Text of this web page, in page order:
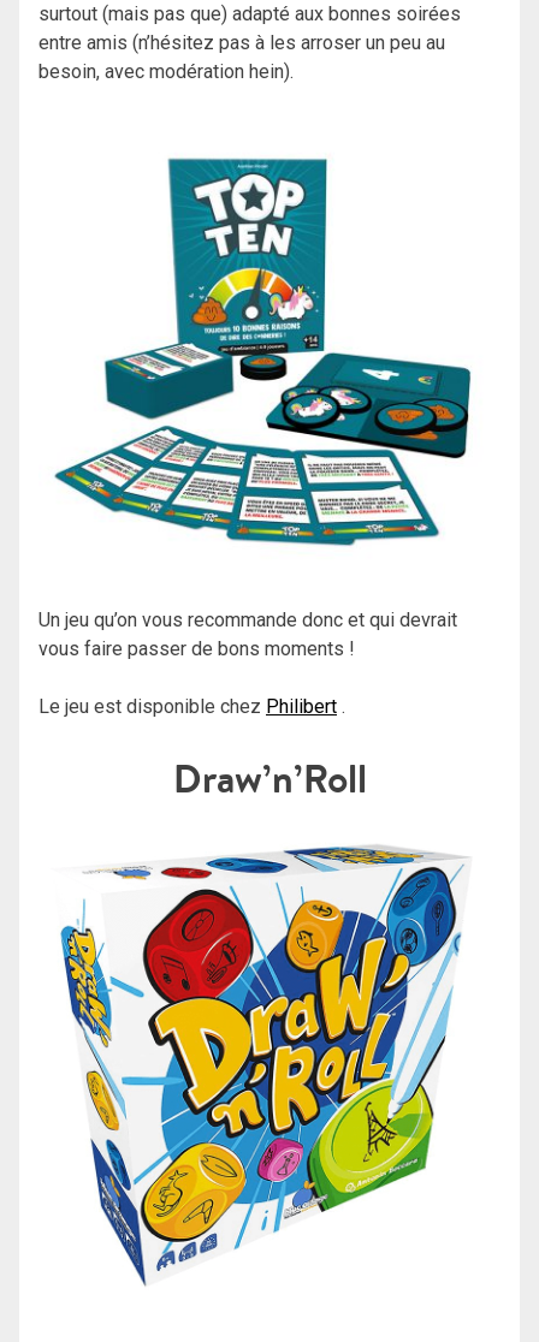
surtout (mais pas que) adapté aux bonnes soirées
entre amis (n’hésitez pas à les arroser un peu au
besoin, avec modération hein).
Un jeu qu’on vous recommande donc et qui devrait
vous faire passer de bons moments !
Le jeu est disponible chez Philibert .
Draw’n’Roll